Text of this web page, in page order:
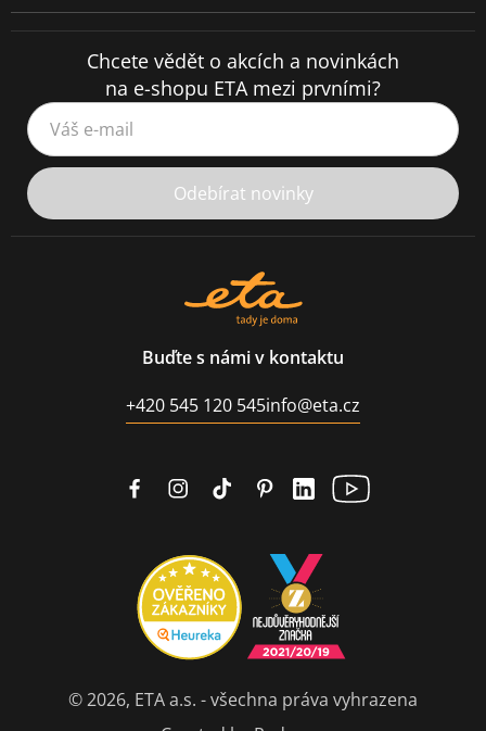
Chcete vědět o akcích a novinkách
na e-shopu ETA mezi prvními?
Váš e-mail
Odebírat novinky
Buďte s námi v kontaktu
+420 545 120 545info@eta.cz
© 2026, ETA a.s. - všechna práva vyhrazena